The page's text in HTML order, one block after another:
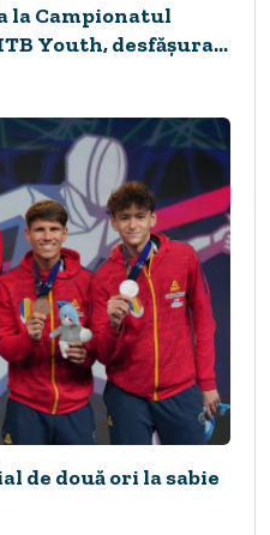
la Campionatul
Youth, desfășurat
de două ori la sabie